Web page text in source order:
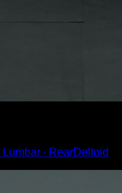
Lumbar ∙ RearDeltoid